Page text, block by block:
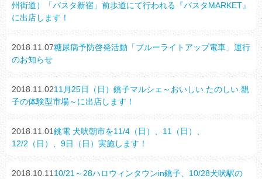
州街道）「バスタ新宿」前歩道にて行われる『バスタMARKET』
に出店します！
2018.11.07糖尿病予防啓発活動「ブルーライトアップ電車」運行
のお知らせ
2018.11.0211月25日（日）銚子マルシェ～おいしい たのしい 親
子の体験型市場～に出店します！
2018.11.01銚電 犬吠朝市を11/4（日）、11（日）、
12/2（日）、9日（日）実施します！
2018.10.11 10/21～28ハロウィンタウンin銚子、10/28犬吠駅の